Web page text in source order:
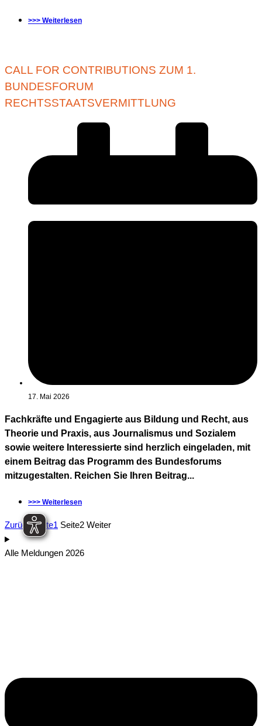
>>> Weiterlesen
CALL FOR CONTRIBUTIONS ZUM 1.
BUNDESFORUM
RECHTSSTAATSVERMITTLUNG
17. Mai 2026
Fachkräfte und Engagierte aus Bildung und Recht, aus
Theorie und Praxis, aus Journalismus und Sozialem
sowie weitere Interessierte sind herzlich eingeladen, mit
einem Beitrag das Programm des Bundesforums
mitzugestalten. Reichen Sie Ihren Beitrag...
>>> Weiterlesen
Zurück Seite1 Seite2 Weiter
Alle Meldungen 2026